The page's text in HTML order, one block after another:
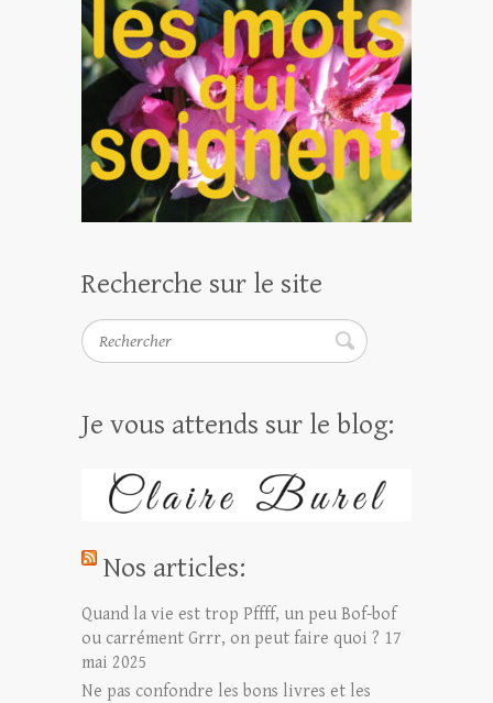
Recherche sur le site
Rechercher
Je vous attends sur le blog:
Nos articles:
Quand la vie est trop Pffff, un peu Bof-bof
ou carrément Grrr, on peut faire quoi ? 17
mai 2025
Ne pas confondre les bons livres et les